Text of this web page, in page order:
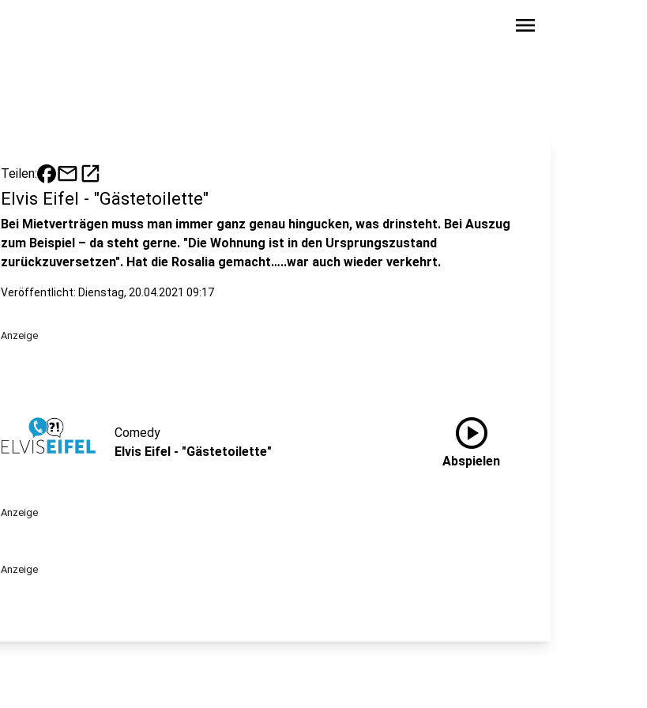
menu
Teilen: mailopen_in_new
Elvis Eifel - "Gästetoilette"
Bei Mietverträgen muss man immer ganz genau hingucken, was drinsteht. Bei Auszug
zum Beispiel – da steht gerne. "Die Wohnung ist in den Ursprungszustand
zurückzuversetzen". Hat die Rosalia gemacht…..war auch wieder verkehrt.
Veröffentlicht: Dienstag, 20.04.2021 09:17
Anzeige
Comedy
Elvis Eifel - "Gästetoilette"
play_circle
Abspielen
Anzeige
Anzeige